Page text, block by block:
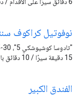
نوفوتيل كراكوف
"تادوسا كوشيوشكي 5"، 30-105 كراكوف
15 دقيقة سيرًا / 10 دقائق بالسيارة
الفندق الكبير